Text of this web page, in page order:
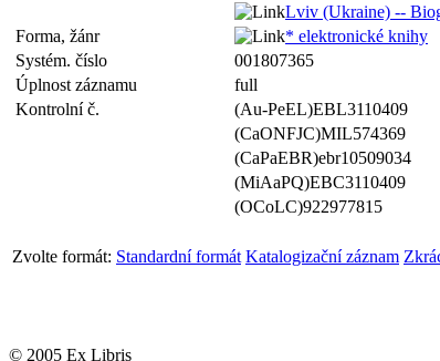
Lviv (Ukraine) --
Forma, žánr
* elektronické knihy
Systém. číslo
001807365
Úplnost záznamu
full
Kontrolní č.
(Au-PeEL)EBL3110409
(CaONFJC)MIL574369
(CaPaEBR)ebr10509034
(MiAaPQ)EBC3110409
(OCoLC)922977815
Zvolte formát: Standardní formát Katalogizační záznam
© 2005 Ex Libris